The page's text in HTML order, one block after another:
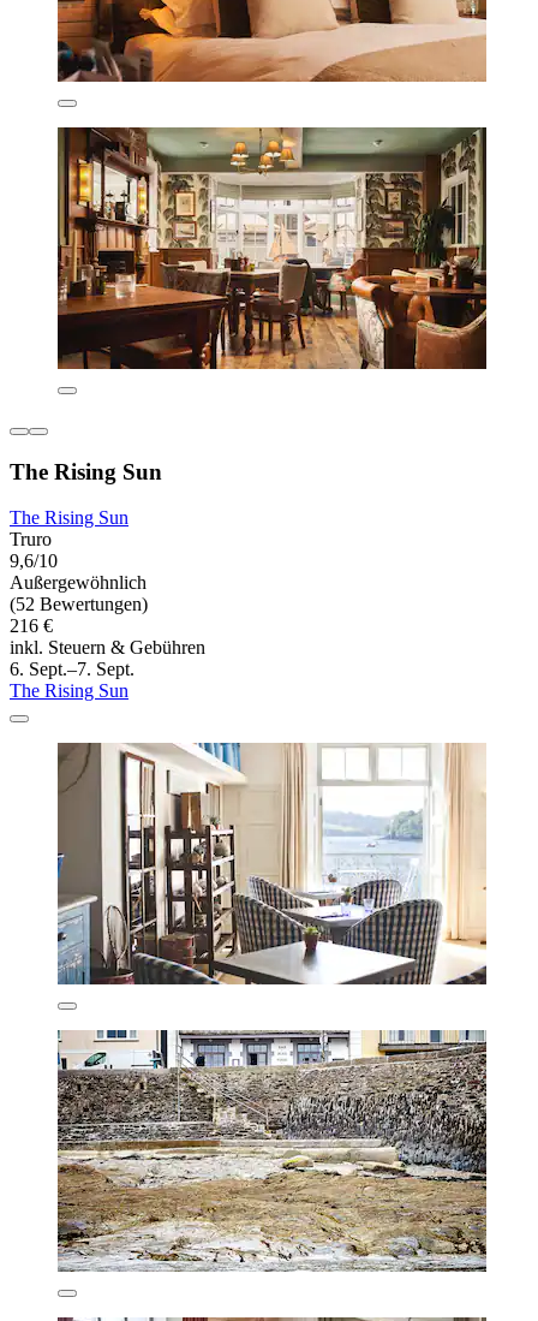
The Rising Sun
The Rising Sun
Truro
9,6/10
Außergewöhnlich
(52 Bewertungen)
216 €
inkl. Steuern & Gebühren
6. Sept.–7. Sept.
The Rising Sun